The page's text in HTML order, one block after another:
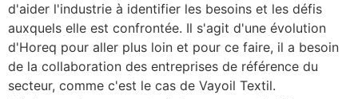
d'aider l'industrie à identifier les besoins et les défis
auxquels elle est confrontée. Il s'agit d'une évolution
d'Horeq pour aller plus loin et pour ce faire, il a besoin
de la collaboration des entreprises de référence du
secteur, comme c'est le cas de Vayoil Textil.